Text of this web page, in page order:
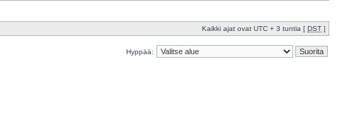
Kaikki ajat ovat UTC + 3 tuntia [ DST ]
Hyppää: